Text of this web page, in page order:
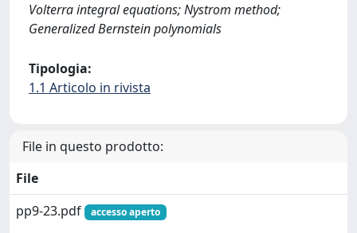
Volterra integral equations; Nystrom method;
Generalized Bernstein polynomials
Tipologia:
1.1 Articolo in rivista
File in questo prodotto:
File
pp9-23.pdf
accesso aperto